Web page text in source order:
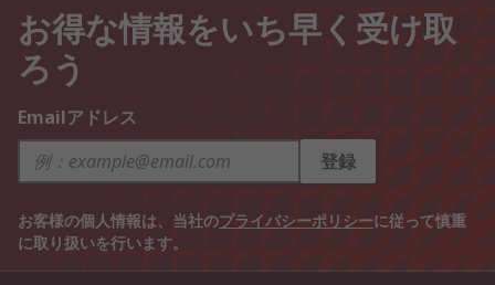
お得な情報をいち早く受け取
ろう
Emailアドレス
登録
お客様の個人情報は、当社のプライバシーポリシーに従って慎重
に取り扱いを行います。